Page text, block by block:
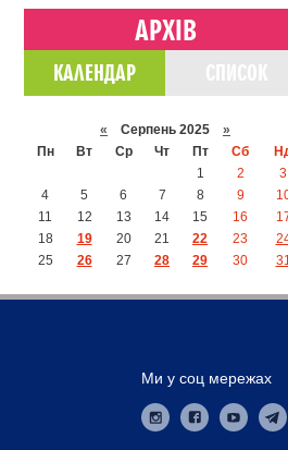
АРХІВ
КАЛЕНДАР
« Серпень 2025 »
Пн
Вт Ср Чт Пт Сб
1
2
3
4
5 6 7 8 9
11
12 13 14 15 16
18
19 20 21 22 23
25
26 27 28 29 30
Ми у соц мережах